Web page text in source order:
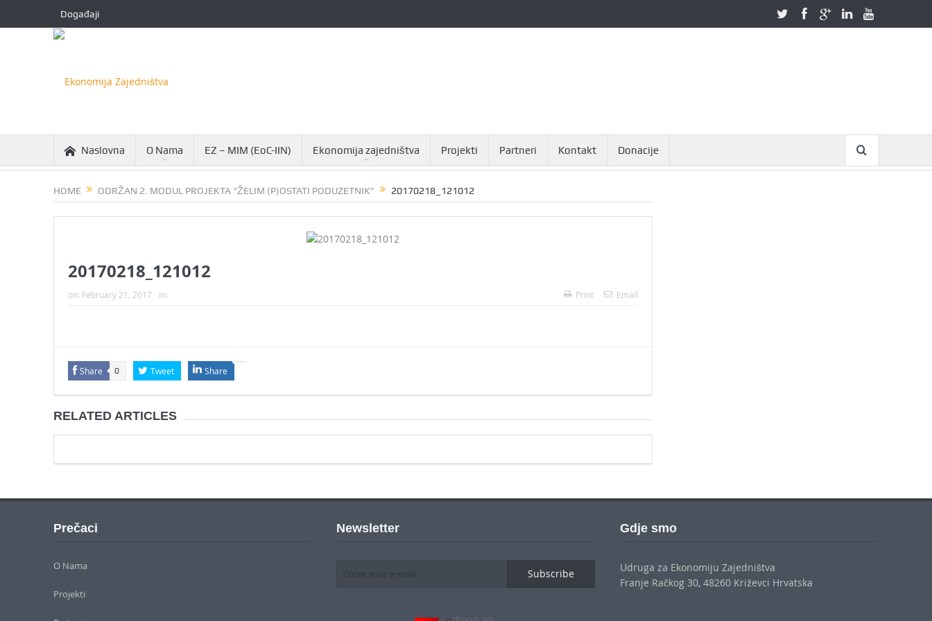
Događaji
Naslovna O Nama EZ – MIM (EoC-IIN) Ekonomija zajedništva Projekti Partneri Kontakt Donacije
HOME ODRŽAN 2. MODUL PROJEKTA “ŽELIM (P)OSTATI PODUZETNIK” 20170218_121012
20170218_121012
on: February 21, 2017 In: Print Email
Share 0 Tweet Share
RELATED ARTICLES
Prečaci
O Nama
Projekti
Newsletter
Subscribe
Gdje smo
Udruga za Ekonomiju Zajedništva
Franje Račkog 30, 48260 Križevci Hrvatska